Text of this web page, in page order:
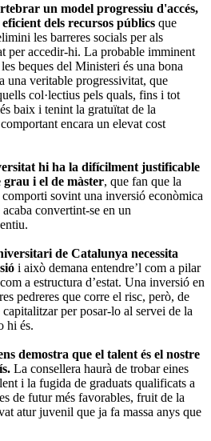
un model progressiu d'accés,
dels recursos públics que
les barreres socials per als
per accedir-hi. La probable imminent
beques del Ministeri és una bona
una veritable progressivitat, que
col·lectius pels quals, fins i tot
baix i tenint la gratuïtat de la
encara un elevat cost
hi ha la difícilment justificable
i el de màster, que fan que la
comporti sovint una inversió econòmica
convertint-se en un
de Catalunya necessita
i això demana entendre’l com a pilar
a estructura d’estat. Una inversió en
pedreres que corre el risc, però, de
per posar-lo al servei de la
hi és.
demostra que el talent és el nostre
La consellera haurà de trobar eines
i la fugida de graduats qualificats a
de futur més favorables, fruit de la
atur juvenil que ja fa massa anys que